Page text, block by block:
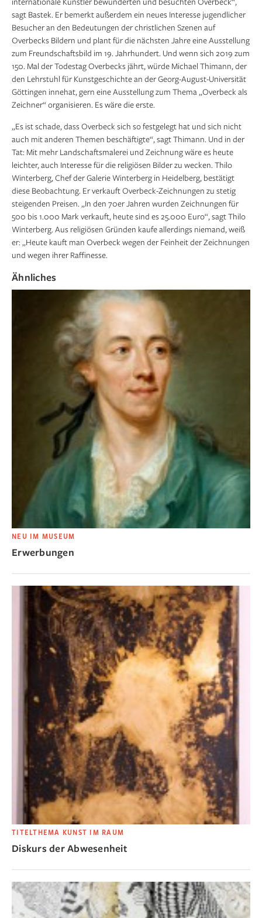
sagt Bastek. Er bemerkt außerdem ein neues Interesse jugendlicher
Besucher an den Bedeutungen der christlichen Szenen auf
Overbecks Bildern und plant für die nächsten Jahre eine Ausstellung
zum Freundschaftsbild im 19. Jahrhundert. Und wenn sich 2019 zum
150. Mal der Todestag Overbecks jährt, würde Michael Thimann, der
den Lehrstuhl für Kunstgeschichte an der Georg-August-Universität
Göttingen innehat, gern eine Ausstellung zum Thema „Overbeck als
Zeichner“ organisieren. Es wäre die erste.
„Es ist schade, dass Overbeck sich so festgelegt hat und sich nicht
auch mit anderen Themen beschäftigte“, sagt Thimann. Und in der
Tat: Mit mehr Landschaftsmalerei und Zeichnung wäre es heute
leichter, auch Interesse für die religiösen Bilder zu wecken. Thilo
Winterberg, Chef der Galerie Winterberg in Heidelberg, bestätigt
diese Beobachtung. Er verkauft Overbeck-Zeichnungen zu stetig
steigenden Preisen. „In den 70er Jahren wurden Zeichnungen für
500 bis 1.000 Mark verkauft, heute sind es 25.000 Euro“, sagt Thilo
Winterberg. Aus religiösen Gründen kaufe allerdings niemand, weiß
er: „Heute kauft man Overbeck wegen der Feinheit der Zeichnungen
und wegen ihrer Raffinesse.
Ähnliches
NEU IM MUSEUM
Erwerbungen
TITELTHEMA KUNST IM RAUM
Diskurs der Abwesenheit